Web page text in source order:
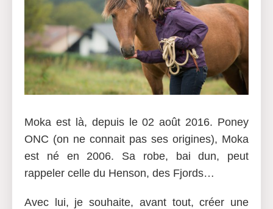
Moka est là, depuis le 02 août 2016. Poney
ONC (on ne connait pas ses origines), Moka
est né en 2006. Sa robe, bai dun, peut
rappeler celle du Henson, des Fjords…
Avec lui, je souhaite, avant tout, créer une